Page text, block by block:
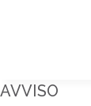
AVVISO